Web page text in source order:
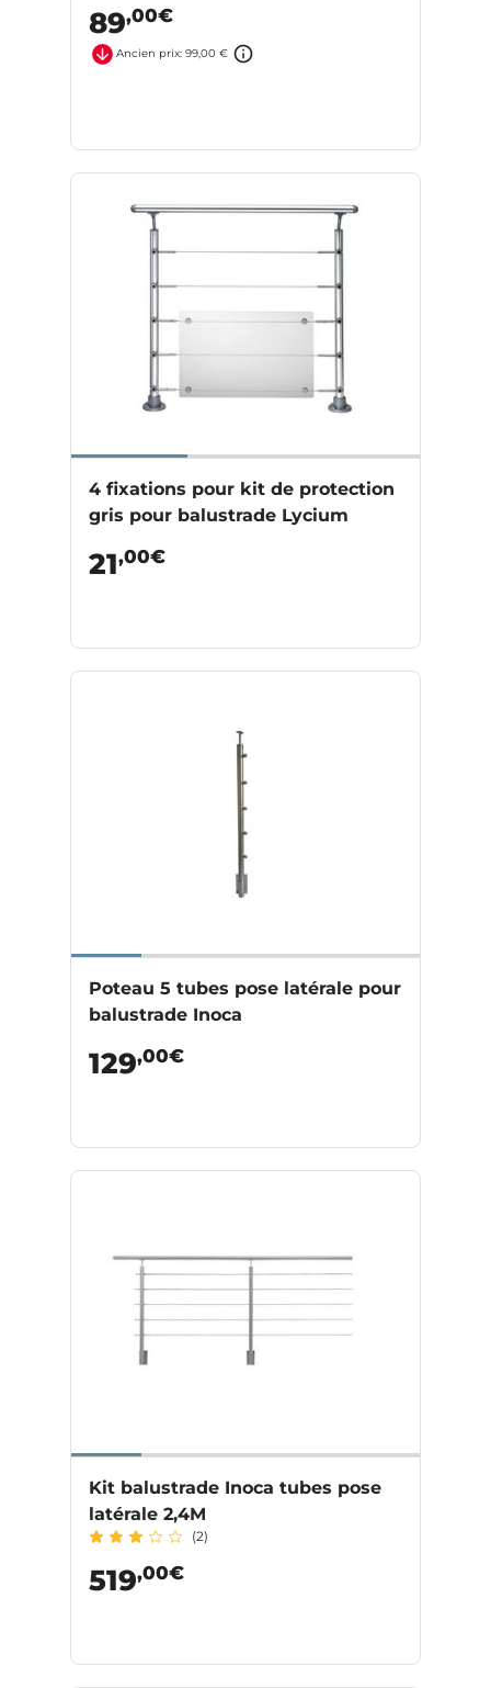
89,00€
Ancien prix: 99,00 €
4 fixations pour kit de protection
gris pour balustrade Lycium
21,00€
Poteau 5 tubes pose latérale pour
balustrade Inoca
129,00€
Kit balustrade Inoca tubes pose
latérale 2,4M
(2)
519,00€